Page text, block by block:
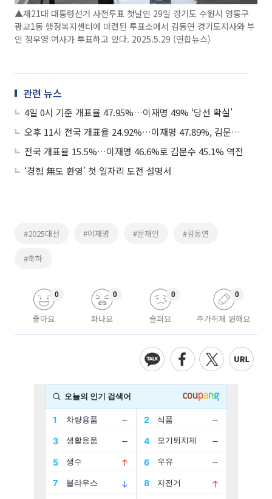
▲제21대 대통령선거 사전투표 첫날인 29일 경기도 수원시 영통구
광교1동 행정복지센터에 마련된 투표소에서 김동연 경기도지사와 부
인 정우영 여사가 투표하고 있다. 2025.5.29 (연합뉴스)
관련 뉴스
4일 0시 기준 개표율 47.95%…이재명 49% ‘당선 확실’
오후 11시 전국 개표율 24.92%…이재명 47.89%, 김문수 43.91%
전국 개표율 15.5%…이재명 46.6%로 김문수 45.1% 역전
‘경험 無도 환영’ 첫 일자리 도전 설명서
#2025대선 #이재명 #문재인 #김동연
#축하
좋아요
0
화나요
0
슬퍼요
0
추가취재 원해요
0